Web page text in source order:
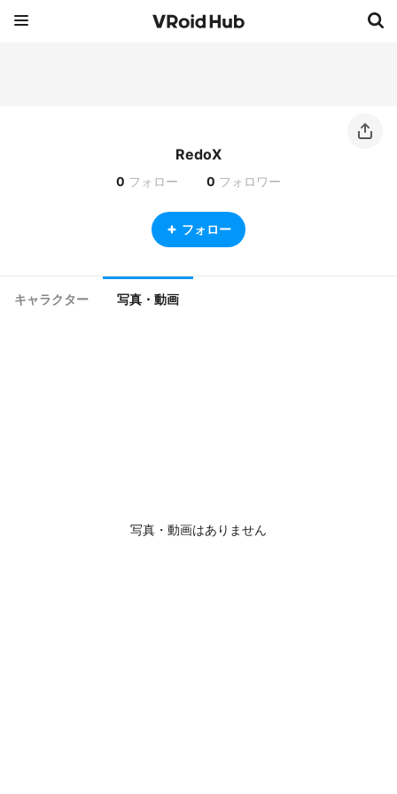
RedoX
0 フォロー 0 フォロワー
フォロー
キャラクター 写真・動画
写真・動画はありません